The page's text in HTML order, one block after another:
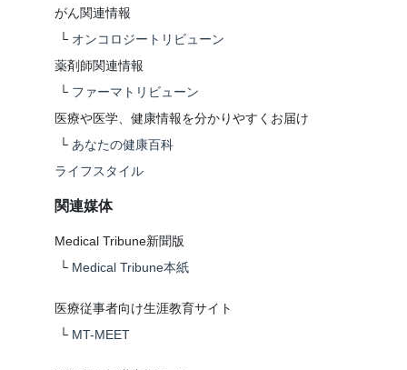
がん関連情報
└ オンコロジートリビューン
薬剤師関連情報
└ ファーマトリビューン
医療や医学、健康情報を分かりやすくお届け
└ あなたの健康百科
ライフスタイル
関連媒体
Medical Tribune新聞版
└ Medical Tribune本紙
医療従事者向け生涯教育サイト
└ MT-MEET